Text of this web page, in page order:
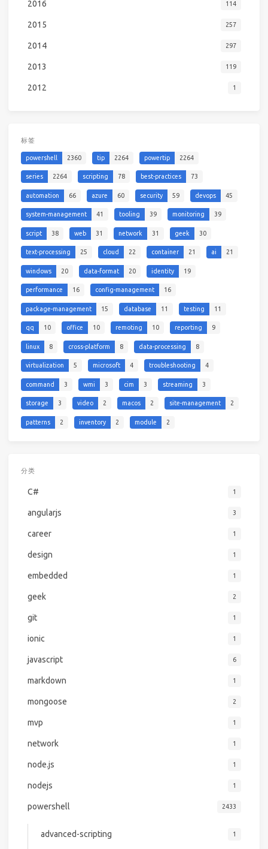
2016 114
2015 257
2014 297
2013 119
2012 1
标签
powershell 2360 tip 2264 powertip 2264
series 2264 scripting 78 best-practices 73
automation 66 azure 60 security 59 devops 45
system-management 41 tooling 39 monitoring 39
script 38 web 31 network 31 geek 30
text-processing 25 cloud 22 container 21 ai 21
windows 20 data-format 20 identity 19
performance 16 config-management 16
package-management 15 database 11 testing 11
qq 10 office 10 remoting 10 reporting 9
linux 8 cross-platform 8 data-processing 8
virtualization 5 microsoft 4 troubleshooting 4
command 3 wmi 3 cim 3 streaming 3
storage 3 video 2 macos 2 site-management 2
patterns 2 inventory 2 module 2
分类
C# 1
angularjs 3
career 1
design 1
embedded 1
geek 2
git 1
ionic 1
javascript 6
markdown 1
mongoose 2
mvp 1
network 1
node.js 1
nodejs 1
powershell 2433
advanced-scripting 1